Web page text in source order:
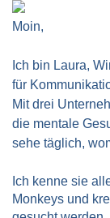
Moin,
Ich bin Laura,
für
Mit drei
die mentale
sehe täglich,
Ich kenne sie
Monkeys und